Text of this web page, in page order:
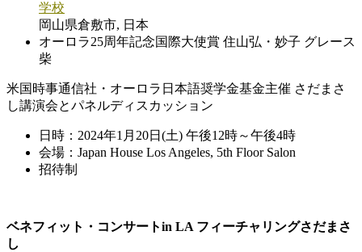
学校
岡山県倉敷市, 日本
オーロラ25周年記念国際大使賞 住山弘・妙子 グレース
柴
米国時事通信社・オーロラ日本語奨学金基金主催 さだまさ
し講演会とパネルディスカッション
日時：2024年1月20日(土) 午後12時～午後4時
会場：Japan House Los Angeles, 5th Floor Salon
招待制
ベネフィット・コンサートin LA フィーチャリングさだまさ
し